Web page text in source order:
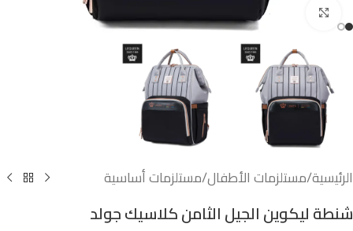
اضغط للتكبير
الرئيسية/مستلزمات الأطفال/مستلزمات أساسية
شنطة ليكوين الجيل الثامن كلاسيك جولد